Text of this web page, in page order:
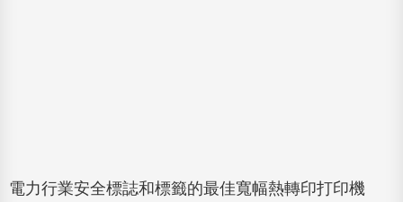
電力行業安全標誌和標籤的最佳寬幅熱轉印打印機